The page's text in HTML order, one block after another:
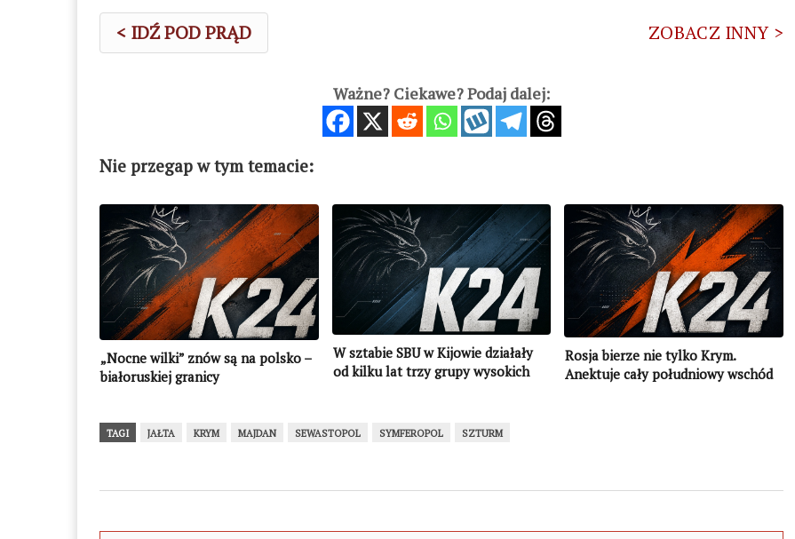
< IDŹ POD PRĄD ZOBACZ INNY >
Ważne? Ciekawe? Podaj dalej:
Nie przegap w tym temacie:
„Nocne wilki” znów są na polsko –
białoruskiej granicy
W sztabie SBU w Kijowie działały
od kilku lat trzy grupy wysokich
Rosja bierze nie tylko Krym.
Anektuje cały południowy wschód
TAGI JAŁTA KRYM MAJDAN SEWASTOPOL SYMFEROPOL SZTURM